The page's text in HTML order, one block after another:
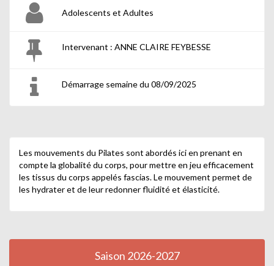
Adolescents et Adultes
Intervenant : ANNE CLAIRE FEYBESSE
Démarrage semaine du 08/09/2025
Les mouvements du Pilates sont abordés ici en prenant en
compte la globalité du corps, pour mettre en jeu efficacement
les tissus du corps appelés fascias. Le mouvement permet de
les hydrater et de leur redonner fluidité et élasticité.
Saison 2026-2027